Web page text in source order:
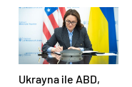
Ukrayna ile ABD,